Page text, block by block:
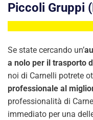
Piccoli Gruppi
Se state cercando un’
a nolo per il trasporto
noi di Carnelli potrete
professionale al
professionalità di
immediato per una